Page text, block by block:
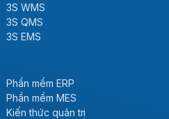
3S WMS
3S QMS
3S EMS
Phần mềm ERP
Phần mềm MES
Kiến thức quản trị